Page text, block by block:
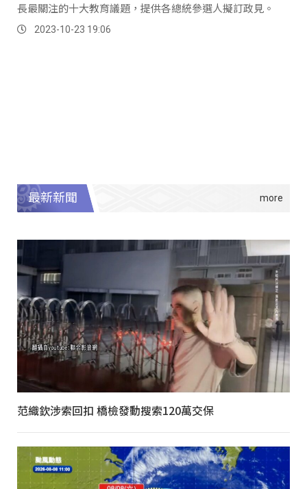
長最關注的十大教育議題，提供各總統參選人擬訂政見。
2023-10-23 19:06
最新新聞
范織欽涉索回扣 橋檢發動搜索120萬交保